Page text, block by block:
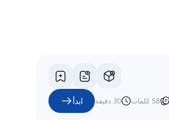
58 كلمات 30 دقيقة ابدأ